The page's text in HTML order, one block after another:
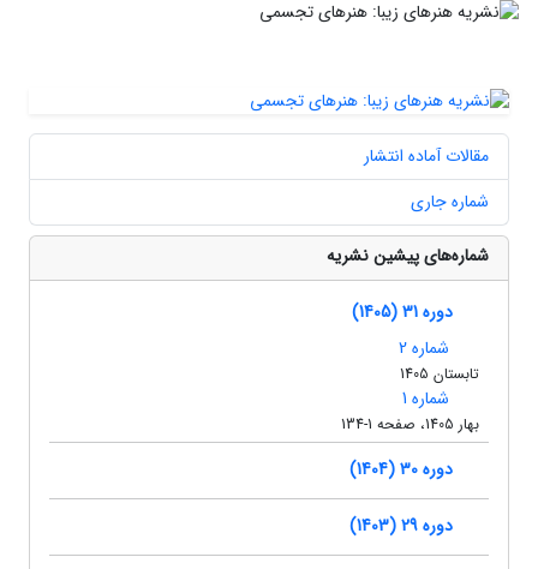
مقالات آماده انتشار
شماره جاری
شماره‌های پیشین نشریه
دوره 31 (1405)
شماره 2
تابستان 1405
شماره 1
بهار 1405، صفحه 1-134
دوره 30 (1404)
دوره 29 (1403)